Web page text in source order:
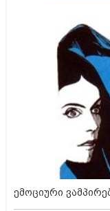
ემოციური